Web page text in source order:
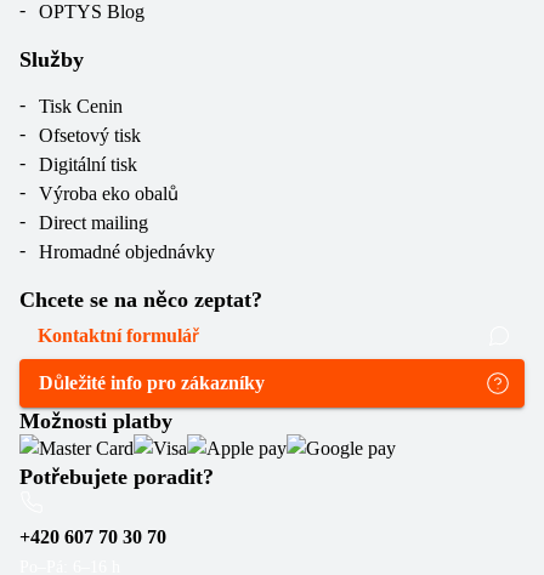
OPTYS Blog
Služby
Tisk Cenin
Ofsetový tisk
Digitální tisk
Výroba eko obalů
Direct mailing
Hromadné objednávky
Chcete se na něco zeptat?
Kontaktní formulář
Důležité info pro zákazníky
Možnosti platby
Potřebujete poradit?
+420 607 70 30 70